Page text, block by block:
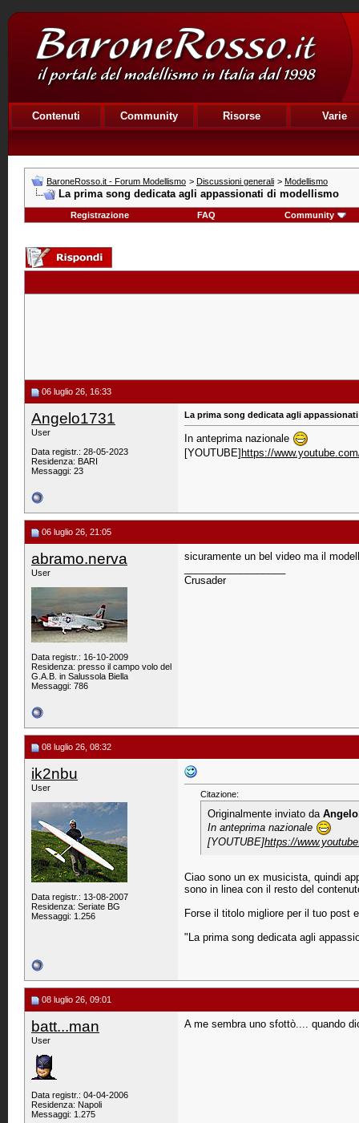
Contenuti Community Risorse Varie
BaroneRosso.it - Forum Modellismo > Discussioni generali > Modellismo
La prima song dedicata agli appassionati di modellismo
Registrazione FAQ Community
06 luglio 26, 16:33
Angelo1731
User
Data registr.: 28-05-2023
Residenza: BARI
Messaggi: 23
La prima song dedicata agli
In anteprima nazionale
[YOUTUBE] https://
06 luglio 26, 21:05
abramo.nerva
User
Data registr.: 16-10-2009
Residenza: presso il campo volo del
G.A.B. in Salussola Biella
Messaggi: 786
sicuramente un bel video ma il
Crusader
08 luglio 26, 08:32
ik2nbu
User
Data registr.: 13-08-2007
Residenza: Seriate BG
Messaggi: 1.256
Citazione:
Originalmente inviato da
In anteprima nazionale
[YOUTUBE]https://
Ciao sono un ex musicista, quindi
sono in linea con il resto del
Forse il titolo migliore per il tuo post
"La prima song dedicata agli
08 luglio 26, 09:01
batt...man
User
Data registr.: 04-04-2006
Residenza: Napoli
Messaggi: 1.275
A me sembra uno sfottò.... quando